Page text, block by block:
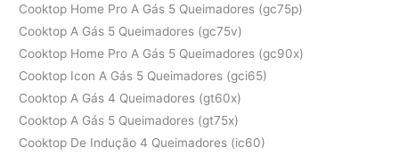
Cooktop Home Pro A Gás 5 Queimadores (gc75p)
Cooktop A Gás 5 Queimadores (gc75v)
Cooktop Home Pro A Gás 5 Queimadores (gc90x)
Cooktop Icon A Gás 5 Queimadores (gci65)
Cooktop A Gás 4 Queimadores (gt60x)
Cooktop A Gás 5 Queimadores (gt75x)
Cooktop De Indução 4 Queimadores (ic60)